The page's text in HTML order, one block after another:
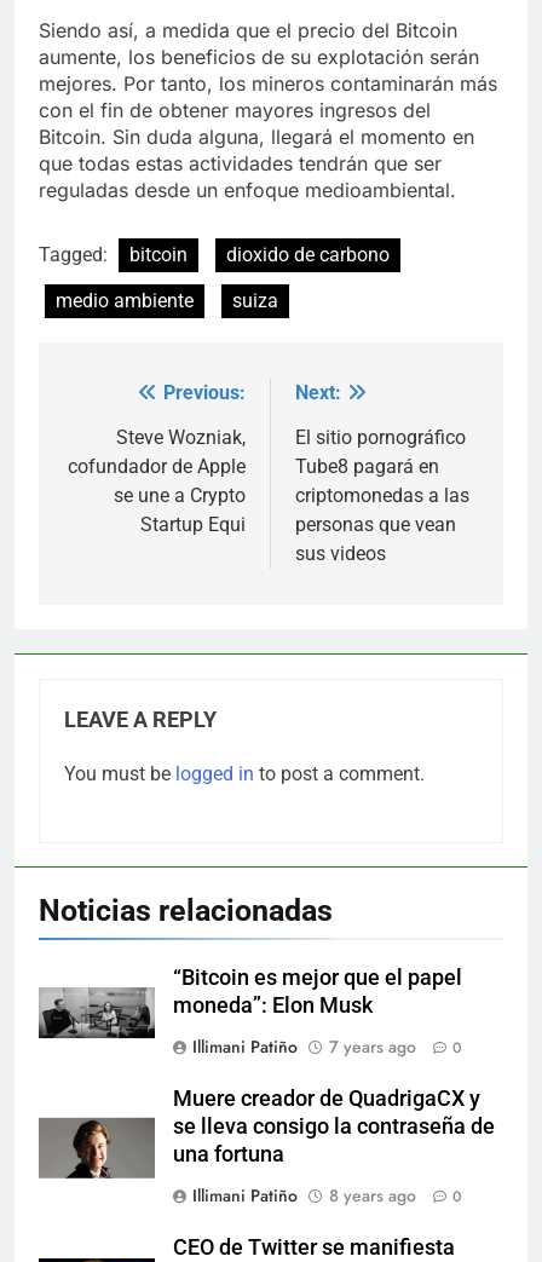
Siendo así, a medida que el precio del Bitcoin
aumente, los beneficios de su explotación serán
mejores. Por tanto, los mineros contaminarán más
con el fin de obtener mayores ingresos del
Bitcoin. Sin duda alguna, llegará el momento en
que todas estas actividades tendrán que ser
reguladas desde un enfoque medioambiental.
Tagged: bitcoin
dioxido de carbono
medio ambiente
suiza
navigation
Previous:
Steve Wozniak,
cofundador de Apple
se une a Crypto
Startup Equi
Next:
El sitio pornográfico
Tube8 pagará en
criptomonedas a las
personas que vean
sus videos
LEAVE A REPLY
You must be logged in to post a comment.
Noticias relacionadas
“Bitcoin es mejor que el papel
moneda”: Elon Musk
Illimani Patiño
7 years ago 0
Muere creador de QuadrigaCX y
se lleva consigo la contraseña de
una fortuna
Illimani Patiño
8 years ago 0
CEO de Twitter se manifiesta